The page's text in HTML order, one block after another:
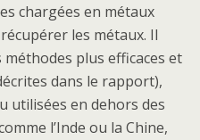
chargées en métaux
les métaux. Il
plus efficaces et
dans le rapport),
utilisées en dehors des
l’Inde ou la Chine,